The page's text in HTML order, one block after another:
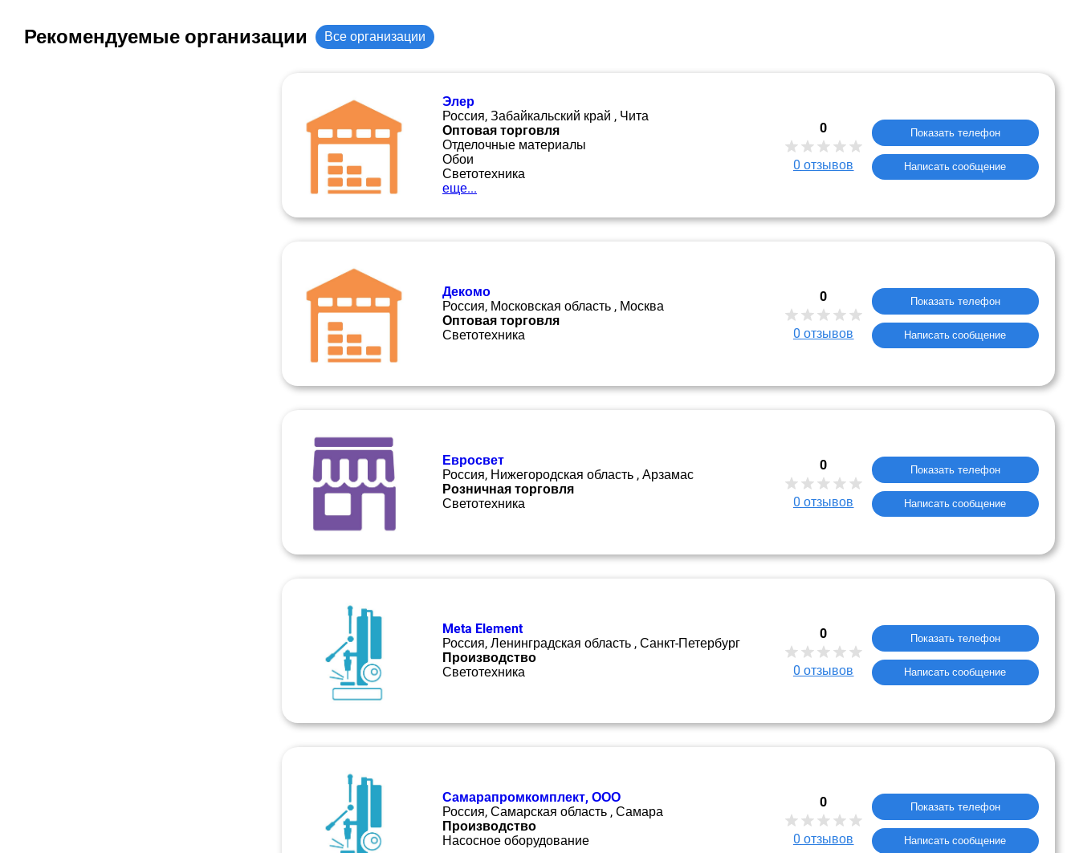
Рекомендуемые организации Все организации
Элер
Россия, Забайкальский край , Чита
Оптовая торговля
Отделочные материалы
Обои
Светотехника
еще...
0
0 отзывов
Показать телефон
Написать сообщение
Декомо
Россия, Московская область , Москва
Оптовая торговля
Светотехника
0
0 отзывов
Показать телефон
Написать сообщение
Евросвет
Россия, Нижегородская область , Арзамас
Розничная торговля
Светотехника
0
0 отзывов
Показать телефон
Написать сообщение
Meta Element
Россия, Ленинградская область , Санкт-Петербург
Производство
Светотехника
0
0 отзывов
Показать телефон
Написать сообщение
Самарапромкомплект, ООО
Россия, Самарская область , Самара
Производство
Насосное оборудование
0
0 отзывов
Показать телефон
Написать сообщение